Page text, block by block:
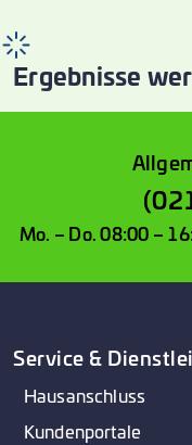
Ergebnisse
Mo. – Do. 08:00 –
Service &
Hausanschluss
Kundenportale